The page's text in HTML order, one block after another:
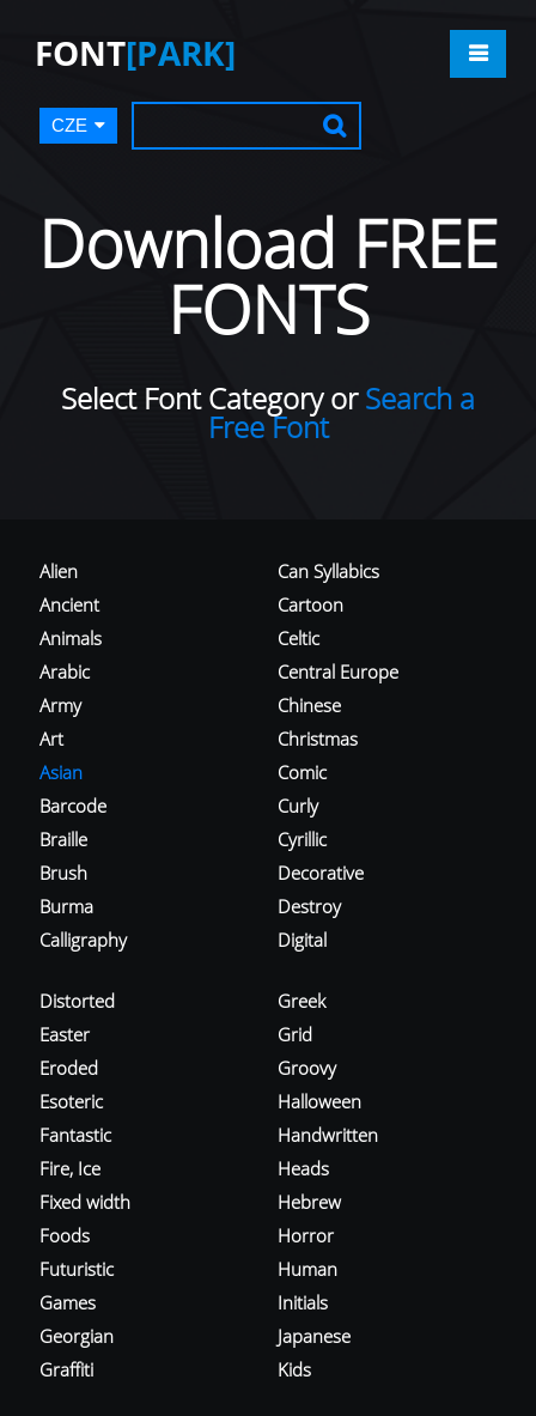
FONT[PARK]
CZE
Download FREE
FONTS
Select Font Category orSearch a
Free Font
Alien
Ancient
Animals
Arabic
Army
Art
Asian
Barcode
Braille
Brush
Burma
Calligraphy
Can Syllabics
Cartoon
Celtic
Central Europe
Chinese
Christmas
Comic
Curly
Cyrillic
Decorative
Destroy
Digital
Distorted
Easter
Eroded
Esoteric
Fantastic
Fire, Ice
Fixed width
Foods
Futuristic
Games
Georgian
Graffiti
Greek
Grid
Groovy
Halloween
Handwritten
Heads
Hebrew
Horror
Human
Initials
Japanese
Kids